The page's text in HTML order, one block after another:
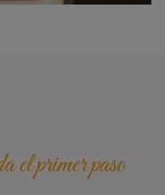
el primer paso